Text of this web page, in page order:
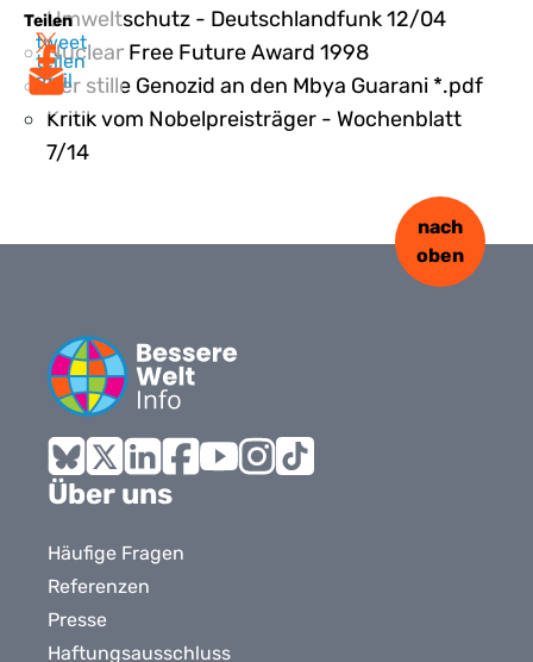
Teilen
tweet
teilen
mail
Umweltschutz - Deutschlandfunk 12/04
Nuclear Free Future Award 1998
Der stille Genozid an den Mbya Guarani *.pdf
Kritik vom Nobelpreisträger - Wochenblatt
7/14
Bluesky
X LinkedInFacebook
nach
oben
Über uns
Häufige Fragen
Referenzen
Presse
Haftungsausschluss